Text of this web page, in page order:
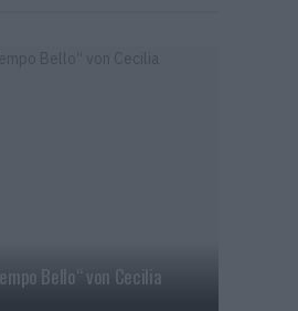
Bello“ von Cecilia